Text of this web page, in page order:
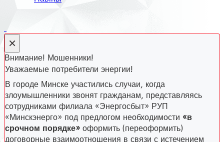
×
Внимание! Мошенники!
Уважаемые потребители энергии!
В городе Минске участились случаи, когда
злоумышленники звонят гражданам, представляясь
сотрудниками филиала «Энергосбыт» РУП
«Минскэнерго» под предлогом необходимости «в
срочном порядке» оформить (переоформить)
договорные взаимоотношения в связи с истечением